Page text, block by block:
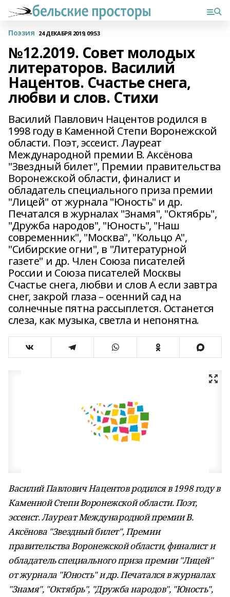
Поэзия 24 ДЕКАБРЯ 2019, 09:53
№12.2019. Совет молодых
литераторов. Василий
Нацентов. Счастье снега,
любви и слов. Стихи
Василий Павлович Нацентов родился в
1998 году в Каменной Степи Воронежской
области. Поэт, эссеист. Лауреат
Международной премии В. Аксёнова
"Звездный билет", Премии правительства
Воронежской области, финалист и
обладатель специального приза премии
"Лицей" от журнала "Юность" и др.
Печатался в журналах "Знамя", "Октябрь",
"Дружба народов", "Юность", "Наш
современник", "Москва", "Кольцо А",
"Сибирские огни", в "Литературной
газете" и др. Член Союза писателей
России и Союза писателей Москвы
Счастье снега, любви и слов А если завтра
снег, закрой глаза – осенний сад на
солнечные пятна рассыплется. Останется
слеза, как музыка, светла и непонятна.
Василий Павлович Нацентов родился в 1998 году в
Каменной Степи Воронежской области. Поэт,
эссеист. Лауреат Международной премии В.
Аксёнова "Звездный билет", Премии
правительства Воронежской области, финалист и
обладатель специального приза премии "Лицей"
от журнала "Юность" и др. Печатался в журналах
"Знамя", "Октябрь", "Дружба народов", "Юность",